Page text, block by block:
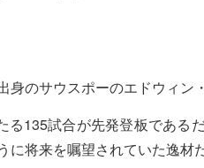
のサウスポーのエドウィン
135試合が先発登板である
将来を嘱望されていた逸材だ